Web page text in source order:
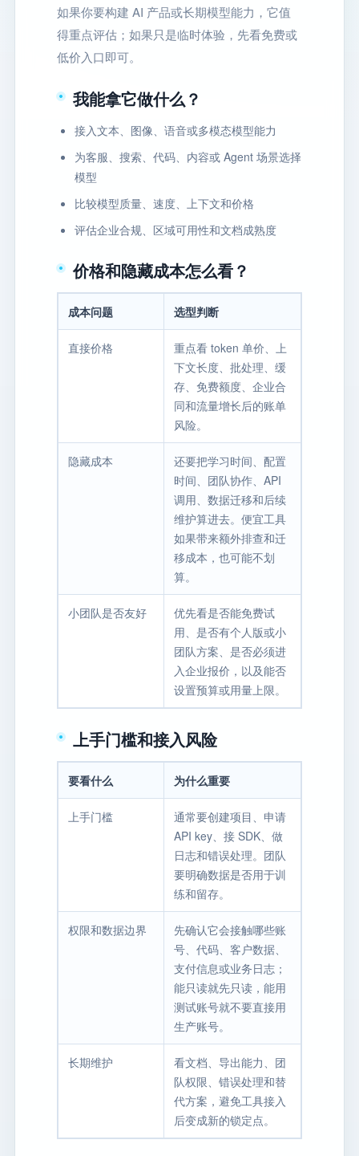
如果你要构建 AI 产品或长期模型能力，它值
得重点评估；如果只是临时体验，先看免费或
低价入口即可。
我能拿它做什么？
接入文本、图像、语音或多模态模型能力
为客服、搜索、代码、内容或 Agent 场景选择
模型
比较模型质量、速度、上下文和价格
评估企业合规、区域可用性和文档成熟度
价格和隐藏成本怎么看？
成本问题 选型判断
直接价格
重点看 token 单价、上
下文长度、批处理、缓
存、免费额度、企业合
同和流量增长后的账单
风险。
隐藏成本
还要把学习时间、配置
时间、团队协作、API
调用、数据迁移和后续
维护算进去。便宜工具
如果带来额外排查和迁
移成本，也可能不划
算。
小团队是否友好
优先看是否能免费试
用、是否有个人版或小
团队方案、是否必须进
入企业报价，以及能否
设置预算或用量上限。
上手门槛和接入风险
要看什么 为什么重要
上手门槛
通常要创建项目、申请
API key、接 SDK、做
日志和错误处理。团队
要明确数据是否用于训
练和留存。
权限和数据边界
先确认它会接触哪些账
号、代码、客户数据、
支付信息或业务日志；
能只读就先只读，能用
测试账号就不要直接用
生产账号。
长期维护
看文档、导出能力、团
队权限、错误处理和替
代方案，避免工具接入
后变成新的锁定点。